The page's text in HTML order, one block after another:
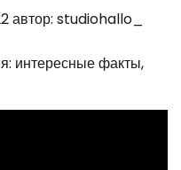
автор: studiohallo_